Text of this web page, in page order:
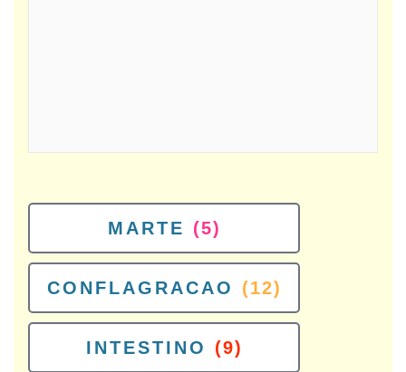
MARTE (5)
CONFLAGRACAO (12)
INTESTINO (9)